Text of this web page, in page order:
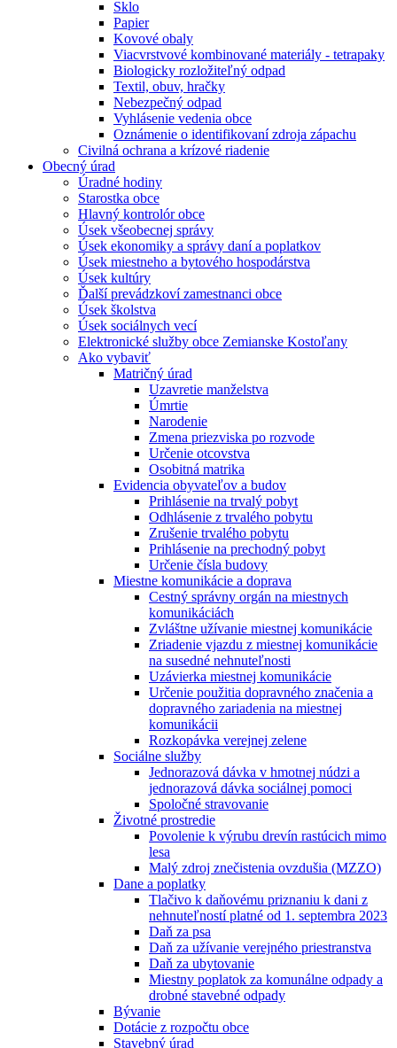
Sklo
Papier
Kovové obaly
Viacvrstvové kombinované materiály - tetrapaky
Biologicky rozložiteľný odpad
Textil, obuv, hračky
Nebezpečný odpad
Vyhlásenie vedenia obce
Oznámenie o identifikovaní zdroja zápachu
Civilná ochrana a krízové riadenie
Obecný úrad
Úradné hodiny
Starostka obce
Hlavný kontrolór obce
Úsek všeobecnej správy
Úsek ekonomiky a správy daní a poplatkov
Úsek miestneho a bytového hospodárstva
Úsek kultúry
Ďalší prevádzkoví zamestnanci obce
Úsek školstva
Úsek sociálnych vecí
Elektronické služby obce Zemianske Kostoľany
Ako vybaviť
Matričný úrad
Uzavretie manželstva
Úmrtie
Narodenie
Zmena priezviska po rozvode
Určenie otcovstva
Osobitná matrika
Evidencia obyvateľov a budov
Prihlásenie na trvalý pobyt
Odhlásenie z trvalého pobytu
Zrušenie trvalého pobytu
Prihlásenie na prechodný pobyt
Určenie čísla budovy
Miestne komunikácie a doprava
Cestný správny orgán na miestnych
komunikáciách
Zvláštne užívanie miestnej komunikácie
Zriadenie vjazdu z miestnej komunikácie
na susedné nehnuteľnosti
Uzávierka miestnej komunikácie
Určenie použitia dopravného značenia a
dopravného zariadenia na miestnej
komunikácii
Rozkopávka verejnej zelene
Sociálne služby
Jednorazová dávka v hmotnej núdzi a
jednorazová dávka sociálnej pomoci
Spoločné stravovanie
Životné prostredie
Povolenie k výrubu drevín rastúcich mimo
lesa
Malý zdroj znečistenia ovzdušia (MZZO)
Dane a poplatky
Tlačivo k daňovému priznaniu k dani z
nehnuteľností platné od 1. septembra 2023
Daň za psa
Daň za užívanie verejného priestranstva
Daň za ubytovanie
Miestny poplatok za komunálne odpady a
drobné stavebné odpady
Bývanie
Dotácie z rozpočtu obce
Stavebný úrad